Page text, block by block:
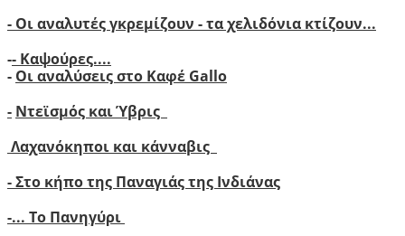
- Οι αναλυτές γκρεμίζουν - τα χελιδόνια κτίζουν...
-- Καψούρες....
- Οι αναλύσεις στο Καφέ Gallo
- Ντεϊσμός και Ύβρις
Λαχανόκηποι και κάνναβις
- Στο κήπο της Παναγιάς της Ινδιάνας
-... Το Πανηγύρι